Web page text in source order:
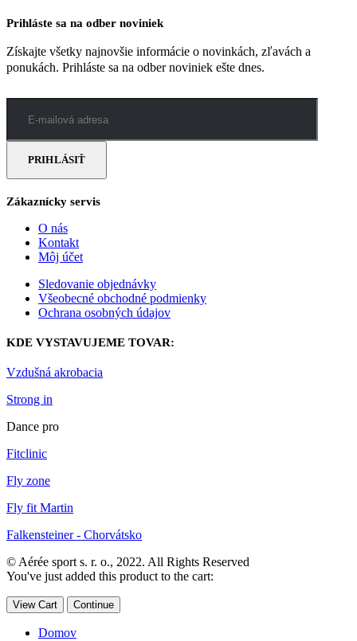
Prihláste sa na odber noviniek
Získajte všetky najnovšie informácie o novinkách, zľavách a
ponukách. Prihláste sa na odber noviniek ešte dnes.
Zákaznícky servis
O nás
Kontakt
Môj účet
Sledovanie objednávky
Všeobecné obchodné podmienky
Ochrana osobných údajov
KDE VYSTAVUJEME TOVAR:
Vzdušná akrobacia
Strong in
Dance pro
Fitclinic
Fly zone
Fly fit Martin
Falkensteiner - Chorvátsko
© Aérée sport s. r. o., 2022. All Rights Reserved
You've just added this product to the cart:
View Cart Continue
Domov